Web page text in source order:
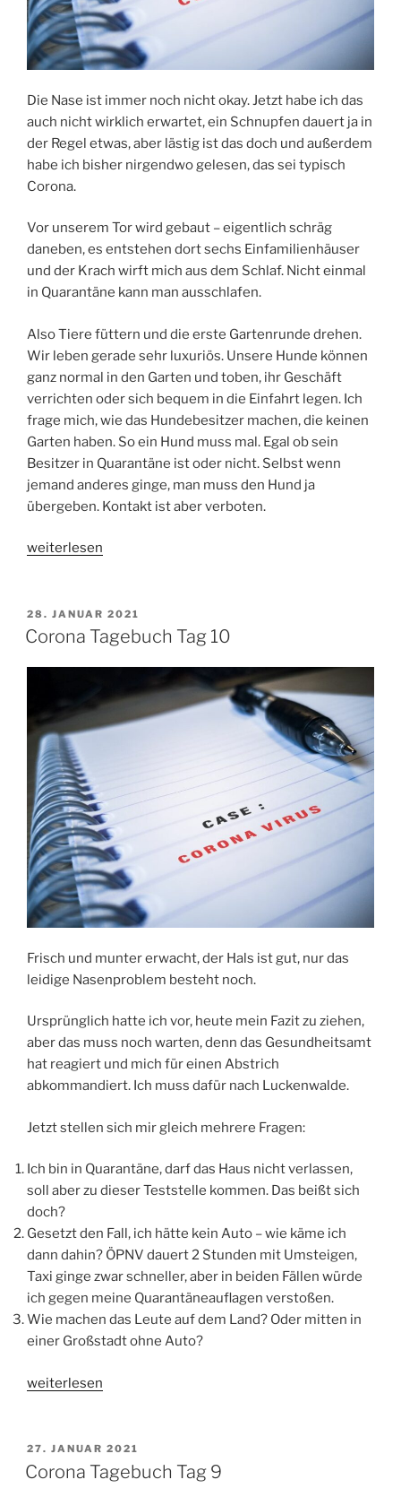
Die Nase ist immer noch nicht okay. Jetzt habe ich das
auch nicht wirklich erwartet, ein Schnupfen dauert ja in
der Regel etwas, aber lästig ist das doch und außerdem
habe ich bisher nirgendwo gelesen, das sei typisch
Corona.
Vor unserem Tor wird gebaut – eigentlich schräg
daneben, es entstehen dort sechs Einfamilienhäuser
und der Krach wirft mich aus dem Schlaf. Nicht einmal
in Quarantäne kann man ausschlafen.
Also Tiere füttern und die erste Gartenrunde drehen.
Wir leben gerade sehr luxuriös. Unsere Hunde können
ganz normal in den Garten und toben, ihr Geschäft
verrichten oder sich bequem in die Einfahrt legen. Ich
frage mich, wie das Hundebesitzer machen, die keinen
Garten haben. So ein Hund muss mal. Egal ob sein
Besitzer in Quarantäne ist oder nicht. Selbst wenn
jemand anderes ginge, man muss den Hund ja
übergeben. Kontakt ist aber verboten.
„Corona
11“
weiterlesen
VERÖFFENTLICHT
AM
28. JANUAR 2021
Corona Tagebuch Tag 10
Frisch und munter erwacht, der Hals ist gut, nur das
leidige Nasenproblem besteht noch.
Ursprünglich hatte ich vor, heute mein Fazit zu ziehen,
aber das muss noch warten, denn das Gesundheitsamt
hat reagiert und mich für einen Abstrich
abkommandiert. Ich muss dafür nach Luckenwalde.
Jetzt stellen sich mir gleich mehrere Fragen:
Ich bin in Quarantäne, darf das Haus nicht verlassen,
soll aber zu dieser Teststelle kommen. Das beißt sich
doch?
Gesetzt den Fall, ich hätte kein Auto – wie käme ich
dann dahin? ÖPNV dauert 2 Stunden mit Umsteigen,
Taxi ginge zwar schneller, aber in beiden Fällen würde
ich gegen meine Quarantäneauflagen verstoßen.
Wie machen das Leute auf dem Land? Oder mitten in
einer Großstadt ohne Auto?
„Corona
10“
weiterlesen
VERÖFFENTLICHT
AM
27. JANUAR 2021
Corona Tagebuch Tag 9